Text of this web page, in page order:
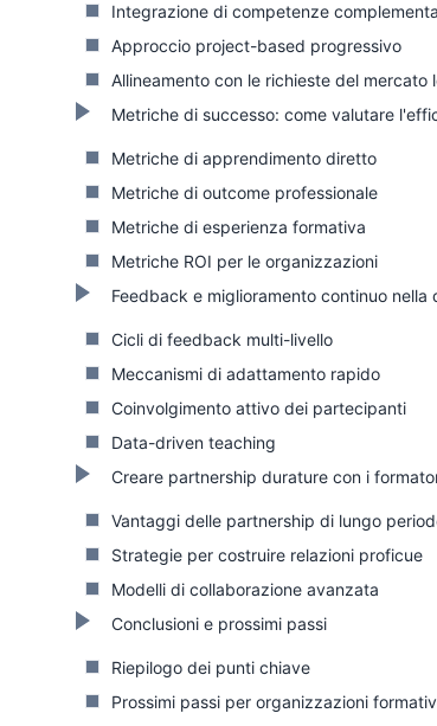
Integrazione di competenze
Approccio project-based progressivo
Allineamento con le richieste del mercato
Metriche di successo: come valutare
Metriche di apprendimento diretto
Metriche di outcome professionale
Metriche di esperienza formativa
Metriche ROI per le organizzazioni
Feedback e miglioramento continuo
Cicli di feedback multi-livello
Meccanismi di adattamento rapido
Coinvolgimento attivo dei partecipanti
Data-driven teaching
Creare partnership durature con i
Vantaggi delle partnership di lungo
Strategie per costruire relazioni proficue
Modelli di collaborazione avanzata
Conclusioni e prossimi passi
Riepilogo dei punti chiave
Prossimi passi per organizzazioni